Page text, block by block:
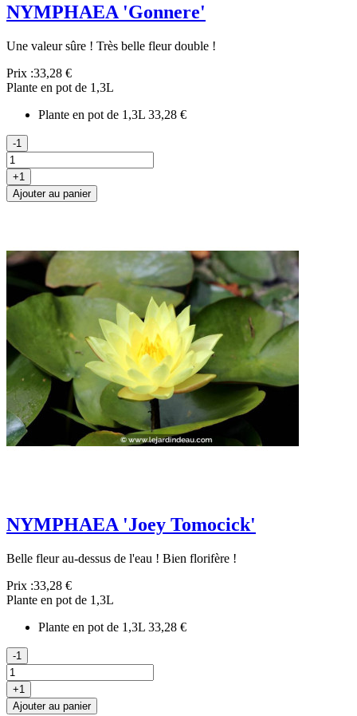
NYMPHAEA 'Gonnere'
Une valeur sûre ! Très belle fleur double !
Prix :33,28 €
Plante en pot de 1,3L
Plante en pot de 1,3L 33,28 €
-1
+1
Ajouter au panier
NYMPHAEA 'Joey Tomocick'
Belle fleur au-dessus de l'eau ! Bien florifère !
Prix :33,28 €
Plante en pot de 1,3L
Plante en pot de 1,3L 33,28 €
-1
+1
Ajouter au panier